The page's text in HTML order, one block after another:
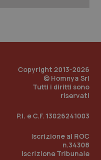
Copyright 2013-2026
© Homnya Srl
Tutti i diritti sono
riservati
P.I. e C.F. 13026241003
Iscrizione al ROC
n.34308
Iscrizione Tribunale